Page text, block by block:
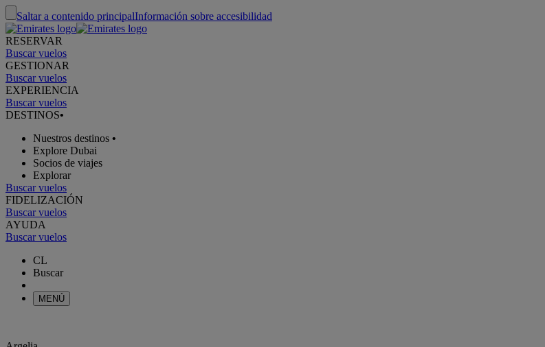
Saltar a contenido principalInformación sobre accesibilidad
RESERVAR
Buscar vuelos
GESTIONAR
Buscar vuelos
EXPERIENCIA
Buscar vuelos
DESTINOS•
Nuestros destinos •
Explore Dubai
Socios de viajes
Explorar
Buscar vuelos
FIDELIZACIÓN
Buscar vuelos
AYUDA
Buscar vuelos
CL
Buscar
MENÚ